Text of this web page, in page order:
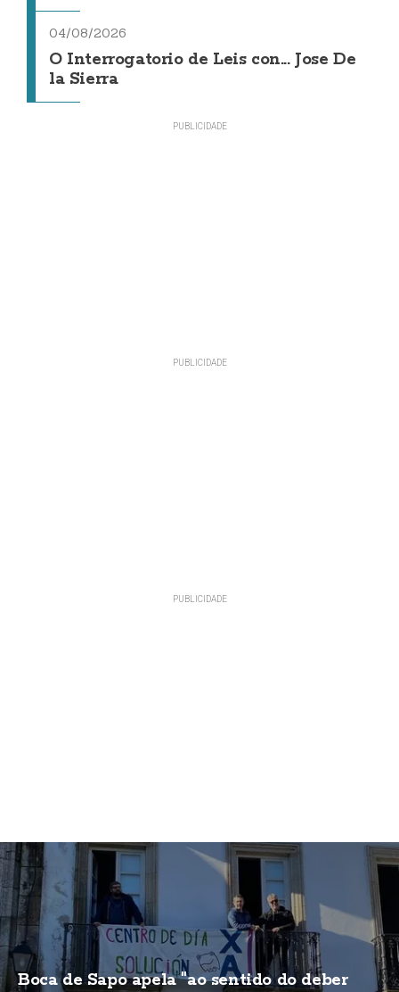
04/08/2026
O Interrogatorio de Leis con... Jose De
la Sierra
Boca de Sapo apela "ao sentido do deber